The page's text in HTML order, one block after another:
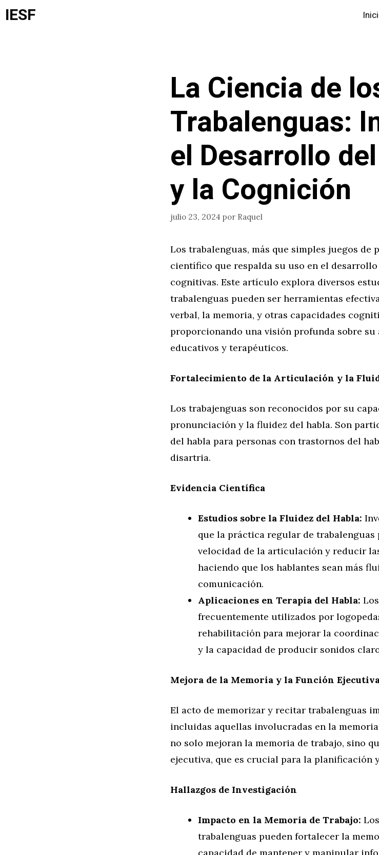
Saltar
alIESF
La Ciencia de
Trabalenguas:
el Desarrollo
y la Cognición
julio 23, 2024 por Raquel
Los trabalenguas, más que simples juegos de
científico que respalda su uso en el
cognitivas. Este artículo explora diversos
trabalenguas pueden ser herramientas
verbal, la memoria, y otras capacidades
proporcionando una visión profunda sobre
educativos y terapéuticos.
Fortalecimiento de la Articulación y la
Los trabajenguas son reconocidos por su
pronunciación y la fluidez del habla. Son
del habla para personas con trastornos del
disartria.
Evidencia Científica
Estudios sobre la Fluidez del Habla:
que la práctica regular de trabalenguas
velocidad de la articulación y reducir
haciendo que los hablantes sean más
comunicación.
Aplicaciones en Terapia del Habla:
frecuentemente utilizados por
rehabilitación para mejorar la
y la capacidad de producir sonidos
Mejora de la Memoria y la Función
El acto de memorizar y recitar trabalenguas
incluidas aquellas involucradas en la
no solo mejoran la memoria de trabajo, sino
ejecutiva, que es crucial para la planificación
Hallazgos de Investigación
Impacto en la Memoria de Trabajo:
trabalenguas pueden fortalecer la
capacidad de mantener y manipular